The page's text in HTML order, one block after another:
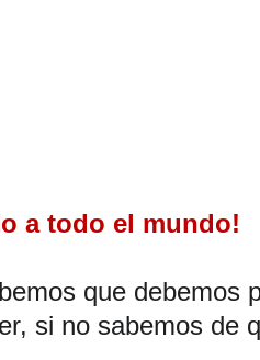
evangelio
que
si no sabemos de